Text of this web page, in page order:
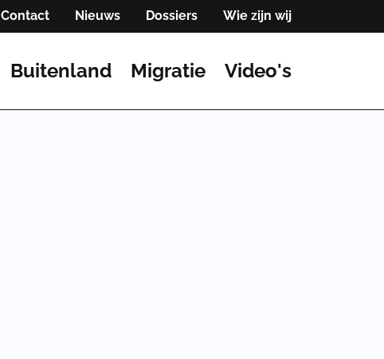
Contact Nieuws Dossiers Wie zijn wij
Buitenland Migratie Video's